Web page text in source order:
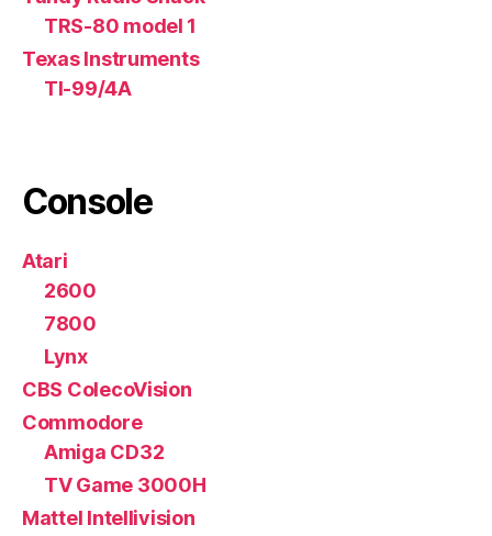
TRS-80 model 1
Texas Instruments
TI-99/4A
Console
Atari
2600
7800
Lynx
CBS ColecoVision
Commodore
Amiga CD32
TV Game 3000H
Mattel Intellivision